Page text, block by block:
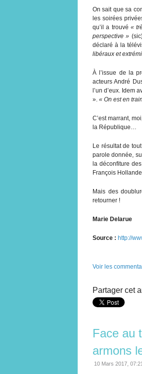
On sait que sa
les soirées
qu’il a trouvé «
perspective »
déclaré à la
libéraux et
À l’issue de la
acteurs André
l’un d’eux. Idem
». « On est en
C’est marrant,
la République…
Le résultat de
parole donnée,
la déconfiture
François
Mais des
retourner !
Marie Delarue
Source : http://
Voir les
Partager cet
Face au
armons
10 Mars 2017,